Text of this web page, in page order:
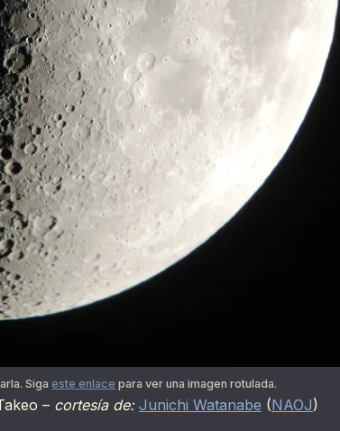
Siga este enlace para ver una imagen rotulada.
– cortesía de: Junichi Watanabe (NAOJ)